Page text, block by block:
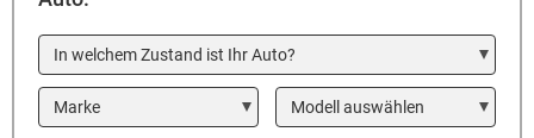
In welchem Zustand ist Ihr Auto?
Marke Modell